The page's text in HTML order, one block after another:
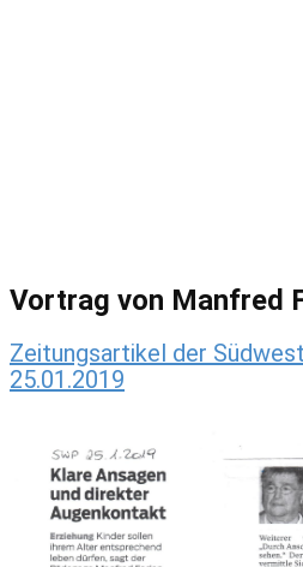
Vortrag von Manfred
Zeitungsartikel der
25.01.2019